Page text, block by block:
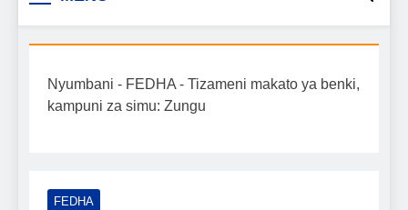
Tanzania
kilimo, mitindo, na burudani kwa Kiswahili,
mafanikio yako.
Nyumbani - FEDHA - Tizameni makato ya benki,
kampuni za simu: Zungu
FEDHA